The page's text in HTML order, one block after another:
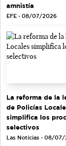
amnistía
EFE - 08/07/2026
La reforma de la
de Policías
simplifica los
selectivos
Las Noticias - 08/